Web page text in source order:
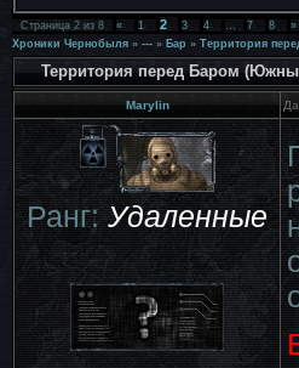
Страница2из8 « 1 2 3 4 … 7 8
»
Хроники Чернобыля » --- » Бар » Территория
Территория перед Баром
Marylin
Ранг:Удаленные